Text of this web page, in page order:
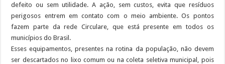
defeito ou sem utilidade. A ação, sem custos, evita que resíduos
perigosos entrem em contato com o meio ambiente. Os pontos
fazem parte da rede Circulare, que está presente em todos os
municípios do Brasil.
Esses equipamentos, presentes na rotina da população, não devem
ser descartados no lixo comum ou na coleta seletiva municipal, pois